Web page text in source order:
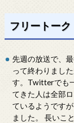
フリートーク
先週の放送で、
って終わりまし
す。Twitterでも
てきた人は全部
ているようです
ました。 長いこ